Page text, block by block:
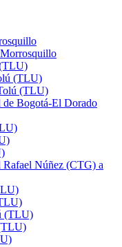
(TLU)
(TLU)
de Bogotá-El Dorado
Rafael Núñez (CTG) a
(TLU)